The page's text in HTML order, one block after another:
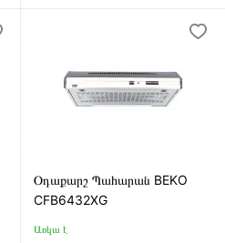
Օդաքարշ Պահարան BEKO
CFB6432XG
Առկա է